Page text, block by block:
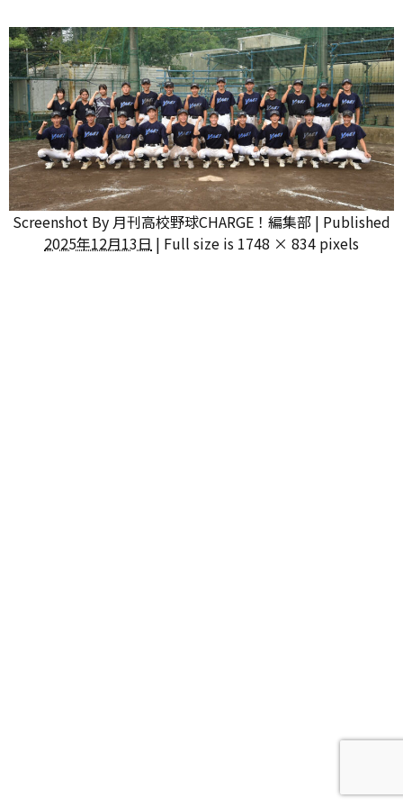
Screenshot By 月刊高校野球CHARGE！編集部 | Published
2025年12月13日 | Full size is 1748 × 834 pixels